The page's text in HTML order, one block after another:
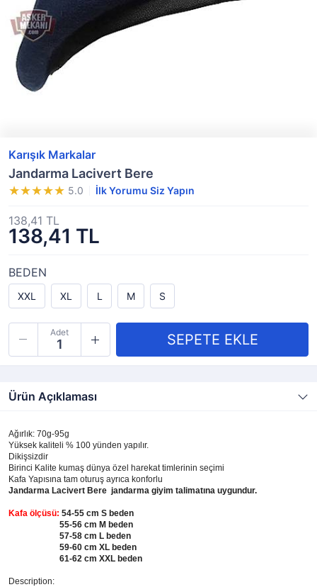
Karışık Markalar
Jandarma Lacivert Bere
5.0 İlk Yorumu Siz Yapın
138,41 TL
138,41 TL
BEDEN
XXL XL L M S
Adet
Ürün Açıklaması
Ağırlık: 70g-95g
Yüksek kaliteli % 100 yünden yapılır.
Dikişsizdir
Birinci Kalite kumaş dünya özel harekat timlerinin seçimi
Kafa Yapısına tam oturuş ayrıca konforlu
Jandarma Lacivert Bere jandarma giyim talimatına uygundur.
Kafa ölçüsü: 54-55 cm S beden
55-56 cm M beden
57-58 cm L beden
59-60 cm XL beden
61-62 cm XXL beden
Description: